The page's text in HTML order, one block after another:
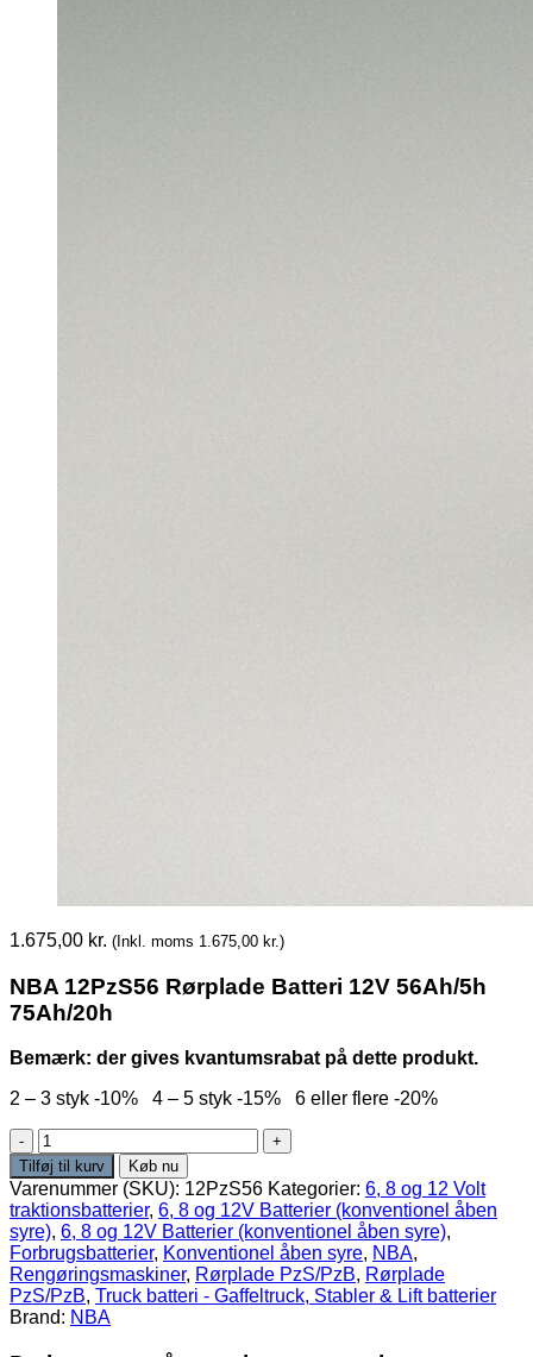
1.675,00 kr. (Inkl. moms 1.675,00 kr.)
NBA 12PzS56 Rørplade Batteri 12V 56Ah/5h
75Ah/20h
Bemærk: der gives kvantumsrabat på dette produkt.
2 – 3 styk -10% 4 – 5 styk -15% 6 eller flere -20%
NBA
12PzS56
Rørplade
Batteri
12V
56Ah/5h
75Ah/20h
antal
Tilføj til kurv Køb nu
Varenummer (SKU): 12PzS56 Kategorier: 6, 8 og 12 Volt
traktionsbatterier, 6, 8 og 12V Batterier (konventionel åben
syre), 6, 8 og 12V Batterier (konventionel åben syre),
Forbrugsbatterier, Konventionel åben syre, NBA,
Rengøringsmaskiner, Rørplade PzS/PzB, Rørplade
PzS/PzB, Truck batteri - Gaffeltruck, Stabler & Lift batterier
Brand: NBA